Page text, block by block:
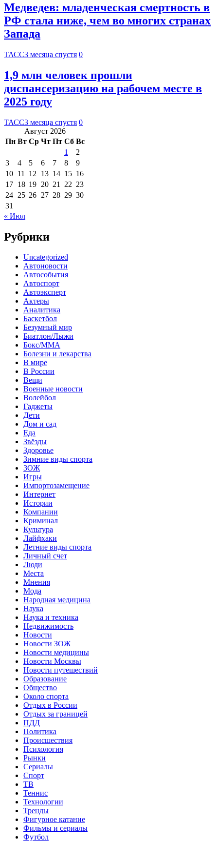
Медведев: младенческая смертность в
РФ стала ниже, чем во многих странах
Запада
ТАСС3 месяца спустя 0
1,9 млн человек прошли
диспансеризацию на рабочем месте в
2025 году
ТАСС3 месяца спустя 0
Август 2026
Пн Вт Ср Чт Пт Сб Вс
1
2
3
4 5 6 7 8
9
10 11 12 13 14 15 16
17 18 19 20 21 22 23
24 25 26 27 28 29 30
31
« Июл
Рубрики
Uncategorized
Автоновости
Автособытия
Автоспорт
Автоэксперт
Актеры
Аналитика
Баскетбол
Безумный мир
Биатлон/Лыжи
Бокс/MMA
Болезни и лекарства
В мире
В России
Вещи
Военные новости
Волейбол
Гаджеты
Дети
Дом и сад
Еда
Звёзды
Здоровье
Зимние виды спорта
ЗОЖ
Игры
Импортозамещение
Интернет
Истории
Компании
Криминал
Культура
Лайфхаки
Летние виды спорта
Личный счет
Люди
Места
Мнения
Мода
Народная медицина
Наука
Наука и техника
Недвижимость
Новости
Новости ЗОЖ
Новости медицины
Новости Москвы
Новости путешествий
Образование
Общество
Около спорта
Отдых в России
Отдых за границей
ПДД
Политика
Происшествия
Психология
Рынки
Сериалы
Спорт
ТВ
Теннис
Технологии
Тренды
Фигурное катание
Фильмы и сериалы
Футбол